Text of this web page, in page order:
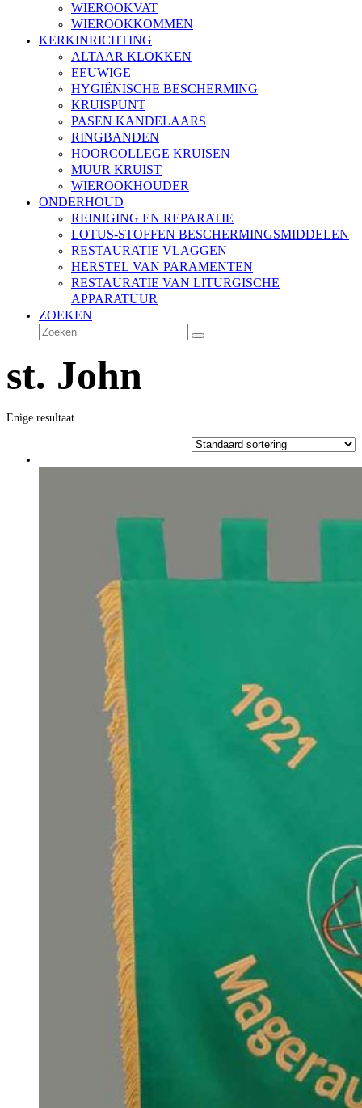
WIEROOKVAT
WIEROOKKOMMEN
KERKINRICHTING
ALTAAR KLOKKEN
EEUWIGE
HYGIËNISCHE BESCHERMING
KRUISPUNT
PASEN KANDELAARS
RINGBANDEN
HOORCOLLEGE KRUISEN
MUUR KRUIST
WIEROOKHOUDER
ONDERHOUD
REINIGING EN REPARATIE
LOTUS-STOFFEN BESCHERMINGSMIDDELEN
RESTAURATIE VLAGGEN
HERSTEL VAN PARAMENTEN
RESTAURATIE VAN LITURGISCHE
APPARATUUR
ZOEKEN
Zoeken
Verzenden
st. John
Enige resultaat